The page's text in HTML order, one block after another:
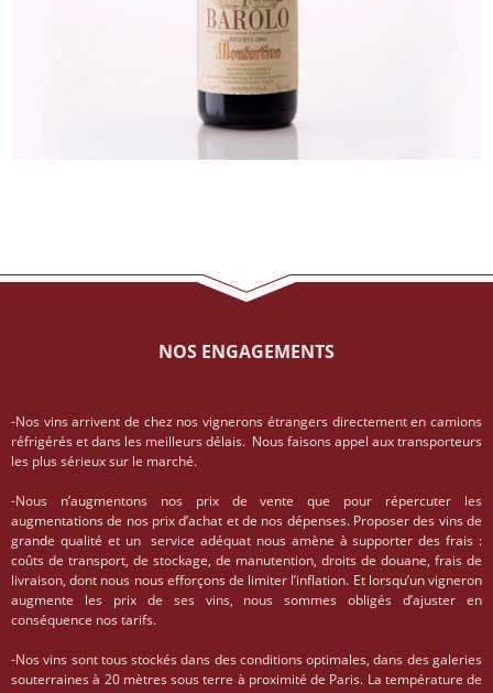
NOS ENGAGEMENTS
-Nos vins arrivent de chez nos vignerons étrangers directement en camions
réfrigérés et dans les meilleurs délais. Nous faisons appel aux transporteurs
les plus sérieux sur le marché.
-Nous n’augmentons nos prix de vente que pour répercuter les
augmentations de nos prix d’achat et de nos dépenses. Proposer des vins de
grande qualité et un service adéquat nous amène à supporter des frais :
coûts de transport, de stockage, de manutention, droits de douane, frais de
livraison, dont nous nous efforçons de limiter l’inflation. Et lorsqu’un vigneron
augmente les prix de ses vins, nous sommes obligés d’ajuster en
conséquence nos tarifs.
-Nos vins sont tous stockés dans des conditions optimales, dans des galeries
souterraines à 20 mètres sous terre à proximité de Paris. La température de